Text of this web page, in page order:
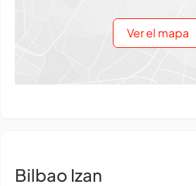
Ver el mapa
Bilbao Izan